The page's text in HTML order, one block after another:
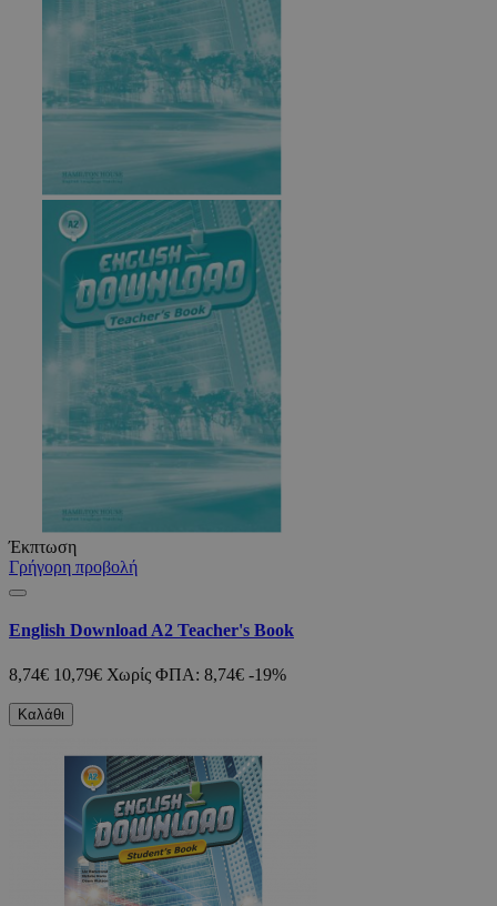
Έκπτωση
Γρήγορη προβολή
English Download A2 Teacher's Book
8,74€ 10,79€ Χωρίς ΦΠΑ: 8,74€ -19%
Καλάθι